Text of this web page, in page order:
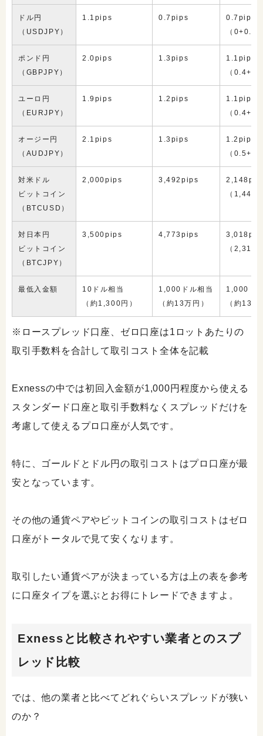
ドル円
（USDJPY）
1.1pips 0.7pips
0.7pips
（0+0.7
ポンド円
（GBPJPY）
2.0pips 1.3pips
1.1pips
（
ユーロ円
（EURJPY）
1.9pips 1.2pips
1.1pips
（
オージー円
（AUDJPY）
2.1pips 1.3pips
1.2pips
（
対米ドル
ビットコイン
（BTCUSD）
2,000pips 3,492pips
（
対日本円
ビットコイン
（BTCJPY）
3,500pips 4,773pips
（
最低入金額
10ドル相当
（約1,300円）
1,000ドル相当
（約13万円）
1,000ド
（約13万
※ロースプレッド口座、ゼロ口座は1ロットあたりの
取引手数料を合計して取引コスト全体を記載
Exnessの中では初回入金額が1,000円程度から使える
スタンダード口座と取引手数料なくスプレッドだけを
考慮して使えるプロ口座が人気です。
特に、ゴールドとドル円の取引コストはプロ口座が最
安となっています。
その他の通貨ペアやビットコインの取引コストはゼロ
口座がトータルで見て安くなります。
取引したい通貨ペアが決まっている方は上の表を参考
に口座タイプを選ぶとお得にトレードできますよ。
Exnessと比較されやすい業者とのスプ
レッド比較
では、他の業者と比べてどれぐらいスプレッドが狭い
のか？